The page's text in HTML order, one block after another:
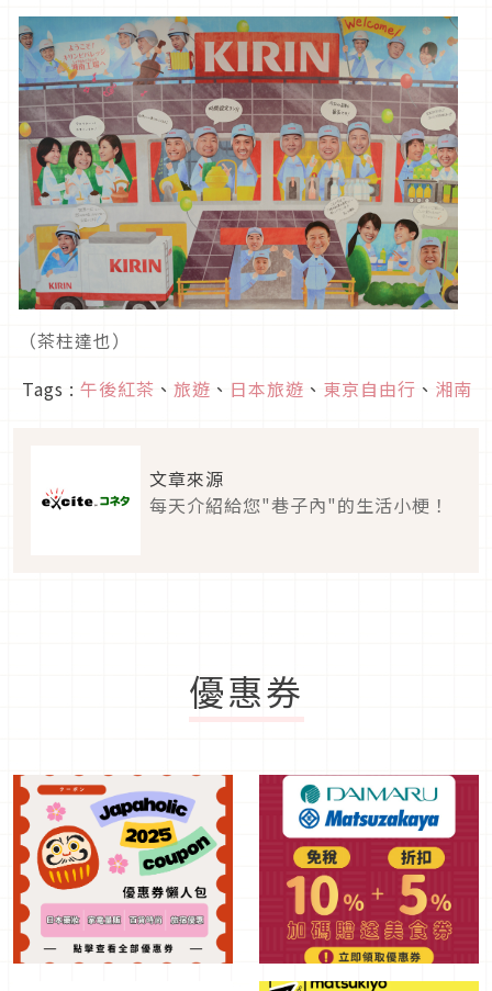
（茶柱達也）
Tags : 午後紅茶 、 旅遊 、 日本旅遊 、 東京自由行 、 湘南
文章來源
每天介紹給您"巷子內"的生活小梗！
優惠券